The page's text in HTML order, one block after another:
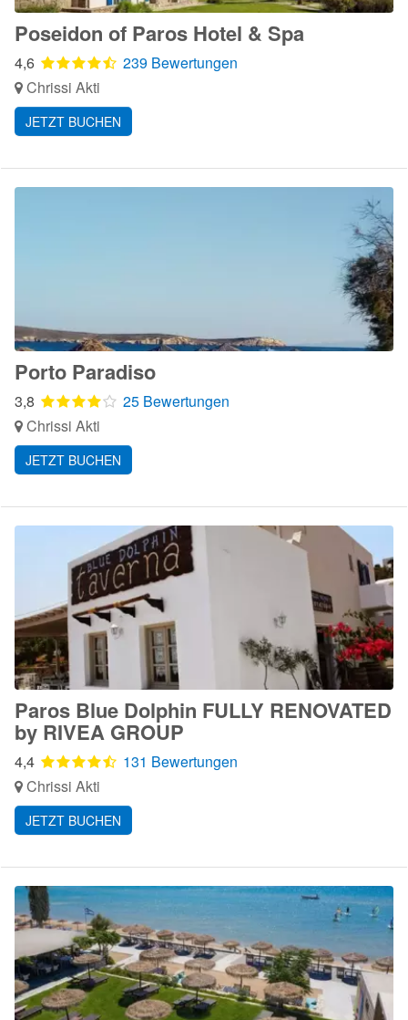
Poseidon of Paros Hotel & Spa
4,6
239 Bewertungen
Chrissi Akti
JETZT BUCHEN
Porto Paradiso
3,8
25 Bewertungen
Chrissi Akti
JETZT BUCHEN
Paros Blue Dolphin FULLY RENOVATED
by RIVEA GROUP
4,4
131 Bewertungen
Chrissi Akti
JETZT BUCHEN